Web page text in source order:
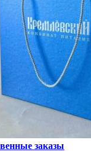
заказы